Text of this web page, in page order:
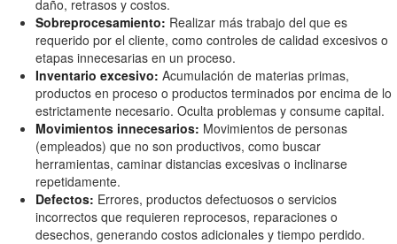
daño, retrasos y costos.
Sobreprocesamiento: Realizar más trabajo del que es
requerido por el cliente, como controles de calidad excesivos o
etapas innecesarias en un proceso.
Inventario excesivo: Acumulación de materias primas,
productos en proceso o productos terminados por encima de lo
estrictamente necesario. Oculta problemas y consume capital.
Movimientos innecesarios: Movimientos de personas
(empleados) que no son productivos, como buscar
herramientas, caminar distancias excesivas o inclinarse
repetidamente.
Defectos: Errores, productos defectuosos o servicios
incorrectos que requieren reprocesos, reparaciones o
desechos, generando costos adicionales y tiempo perdido.